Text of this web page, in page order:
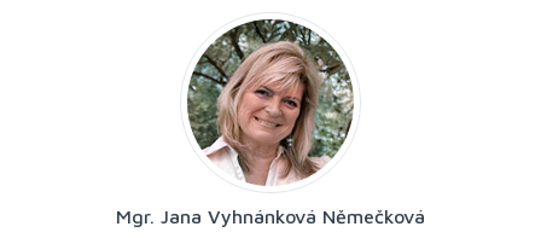
Mgr. Jana Vyhnánková Němečková